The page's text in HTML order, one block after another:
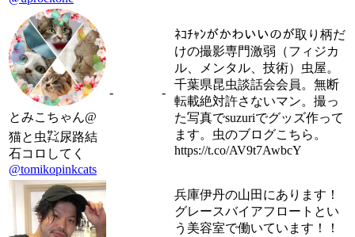
とみこちゃん@
猫と虫㌠尿路結
石コロしてく
@tomikopinkcats
- -
ﾈｺﾁｬﾝがかわいいのが取り柄だ
けの撮影専門激弱（フィジカ
ル、メンタル、技術）虫屋。
千葉県昆虫談話会会員。無断
転載絶対許さないマン。撮っ
た写真でsuzuriでグッズ作って
ます。虫のブログこちら。
https://t.co/AV9t7AwbcY
兵庫伊丹の山田にあります！
グレースバイアフロートとい
う美容室で働いています！！